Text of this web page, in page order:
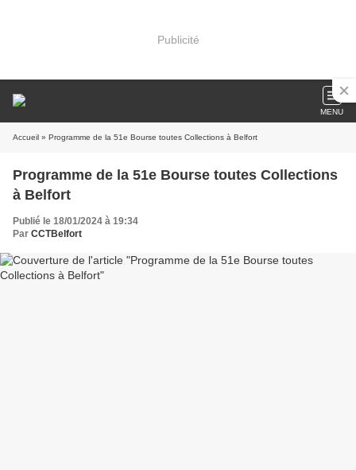
Publicité
MENU
Accueil » Programme de la 51e Bourse toutes Collections à Belfort
Programme de la 51e Bourse toutes Collections
à Belfort
Publié le 18/01/2024 à 19:34
Par CCTBelfort